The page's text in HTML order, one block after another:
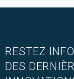
RESTEZ
DES